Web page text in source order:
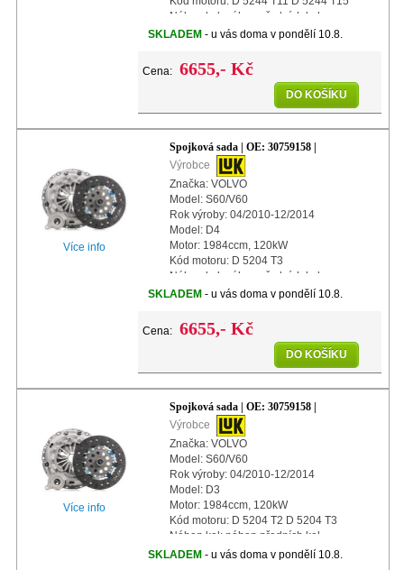
Náhon kol: náhon předních kol
Další info: s centrálním vypínacím
Další info: s automatickým n
SKLADEM - u vás doma v pondělí 10.8.
Cena: 6655,- Kč
DO KOŠÍKU
Více info
Spojková sada | OE: 30759158 |
Výrobce
Značka: VOLVO
Model: S60/V60
Rok výroby: 04/2010-12/2014
Model: D4
Motor: 1984ccm, 120kW
Kód motoru: D 5204 T3
Náhon kol: náhon předních kol
Další info: s centrálním vypínacím
Další info: s automatickým nastavením
SKLADEM - u vás doma v pondělí 10.8.
Cena: 6655,- Kč
DO KOŠÍKU
Více info
Spojková sada | OE: 30759158 |
Výrobce
Značka: VOLVO
Model: S60/V60
Rok výroby: 04/2010-12/2014
Model: D3
Motor: 1984ccm, 120kW
Kód motoru: D 5204 T2 D 5204 T3
Náhon kol: náhon předních kol
Další info: s centrálním vypínacím
SKLADEM - u vás doma v pondělí 10.8.